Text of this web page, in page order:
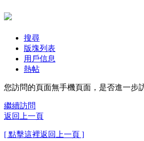
搜尋
版塊列表
用戶信息
熱帖
您訪問的頁面無手機頁面，是否進一步
繼續訪問
返回上一頁
[ 點擊這裡返回上一頁 ]